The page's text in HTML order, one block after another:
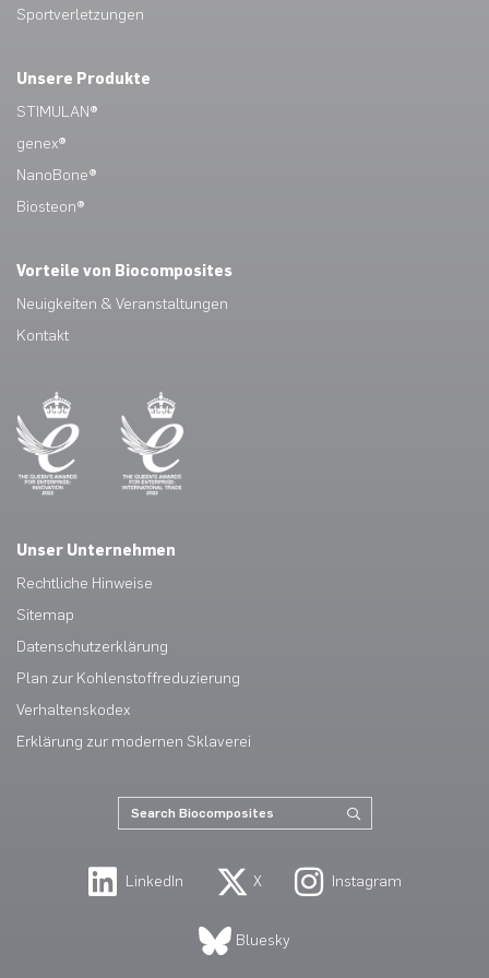
Sportverletzungen
Unsere Produkte
STIMULAN®
genex®
NanoBone®
Biosteon®
Vorteile von Biocomposites
Neuigkeiten & Veranstaltungen
Kontakt
Unser Unternehmen
Rechtliche Hinweise
Sitemap
Datenschutzerklärung
Plan zur Kohlenstoffreduzierung
Verhaltenskodex
Erklärung zur modernen Sklaverei
LinkedIn X Instagram
Bluesky